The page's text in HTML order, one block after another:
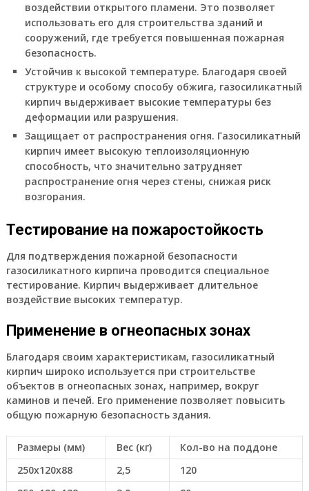
воздействии открытого пламени. Это позволяет
использовать его для строительства зданий и
сооружений, где требуется повышенная пожарная
безопасность.
Устойчив к высокой температуре. Благодаря своей
структуре и особому способу обжига, газосиликатный
кирпич выдерживает высокие температуры без
деформации или разрушения.
Защищает от распространения огня. Газосиликатный
кирпич имеет высокую теплоизоляционную
способность, что значительно затрудняет
распространение огня через стены, снижая риск
возгорания.
Тестирование на пожаростойкость
Для подтверждения пожарной безопасности
газосиликатного кирпича проводится специальное
тестирование. Кирпич выдерживает длительное
воздействие высоких температур.
Применение в огнеопасных зонах
Благодаря своим характеристикам, газосиликатный
кирпич широко используется при строительстве
объектов в огнеопасных зонах, например, вокруг
каминов и печей. Его применение позволяет повысить
общую пожарную безопасность здания.
Размеры (мм) Вес (кг)
Кол-во на поддоне
250x120x88
2,5
120